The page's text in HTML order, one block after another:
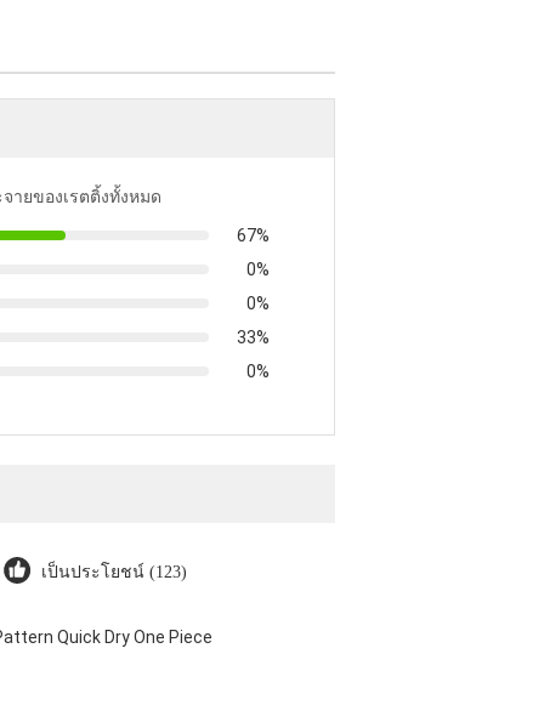
ายของเรตติ้งทั้งหมด
67%
0%
0%
33%
0%
เป็นประโยชน์ (123)
Quick Dry One Piece